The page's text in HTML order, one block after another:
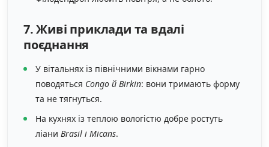
7. Живі приклади та вдалі
поєднання
У вітальнях із північними вікнами гарно
поводяться Congo й Birkin: вони тримають форму
та не тягнуться.
На кухнях із теплою вологістю добре ростуть
ліани Brasil і Micans.